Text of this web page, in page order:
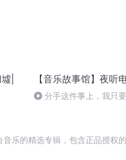
|
【音乐故事馆】夜听
分手这件事上，我只
乐的精选专辑，包含正品授权